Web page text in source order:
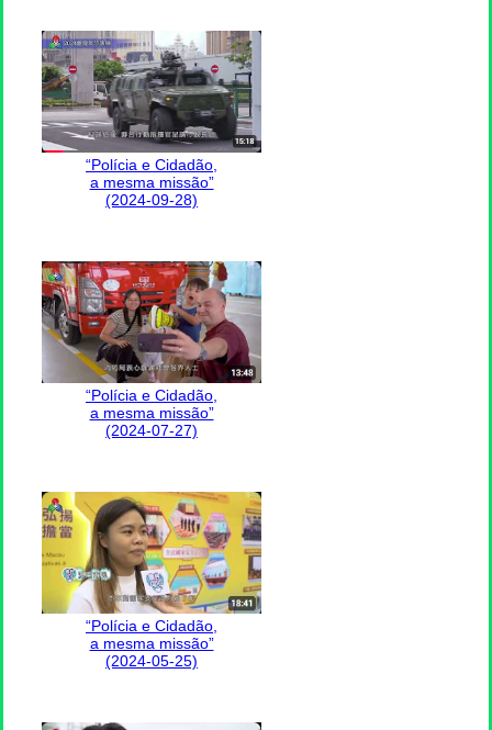
“Polícia e Cidadão,
a mesma missão”
(2024-09-28)
“Polícia e Cidadão,
a mesma missão”
(2024-07-27)
“Polícia e Cidadão,
a mesma missão”
(2024-05-25)